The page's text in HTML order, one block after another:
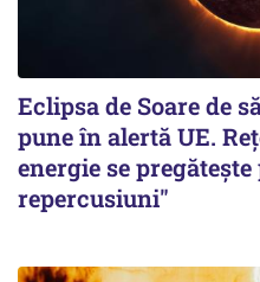
Eclipsa de Soare de
pune în alertă UE.
energie se
repercusiuni"